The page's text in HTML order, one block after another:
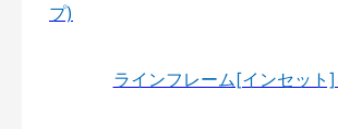
プ)
ラインフレーム[インセット